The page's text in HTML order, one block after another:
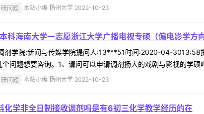
问题 本站小编 扬州大学 2022-10-23
科海南大学一志愿浙江大学广播电视专硕（偏电影学方
剂学院:新闻与传媒学院提问人:13***51时间:2020-04-3013:58
个问题想要咨询。1、请问可以申请调剂扬大的戏剧与影视的学
问题 本站小编 扬州大学 2022-10-23
化学非全日制接收调剂吗是有6初三化学教学经历的在